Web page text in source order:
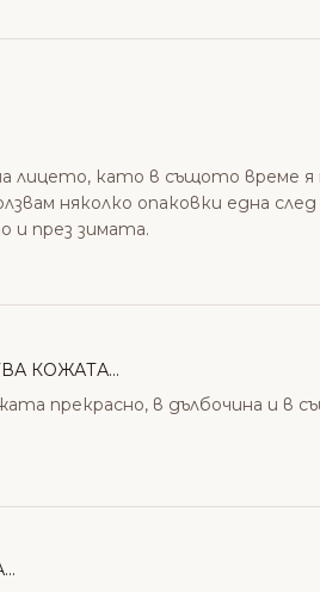
лицето, като в същото
няколко опаковки една
и през зимата.
КОЖАТА...
прекрасно, в дълбочина и в